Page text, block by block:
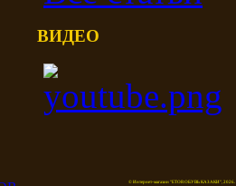
ВИДЕО
© Интернет-магазин "ETOR ОБУВЬ КАЗАКИ", 2026.